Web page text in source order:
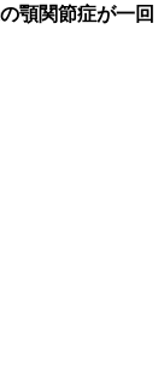
顎関節症が一回